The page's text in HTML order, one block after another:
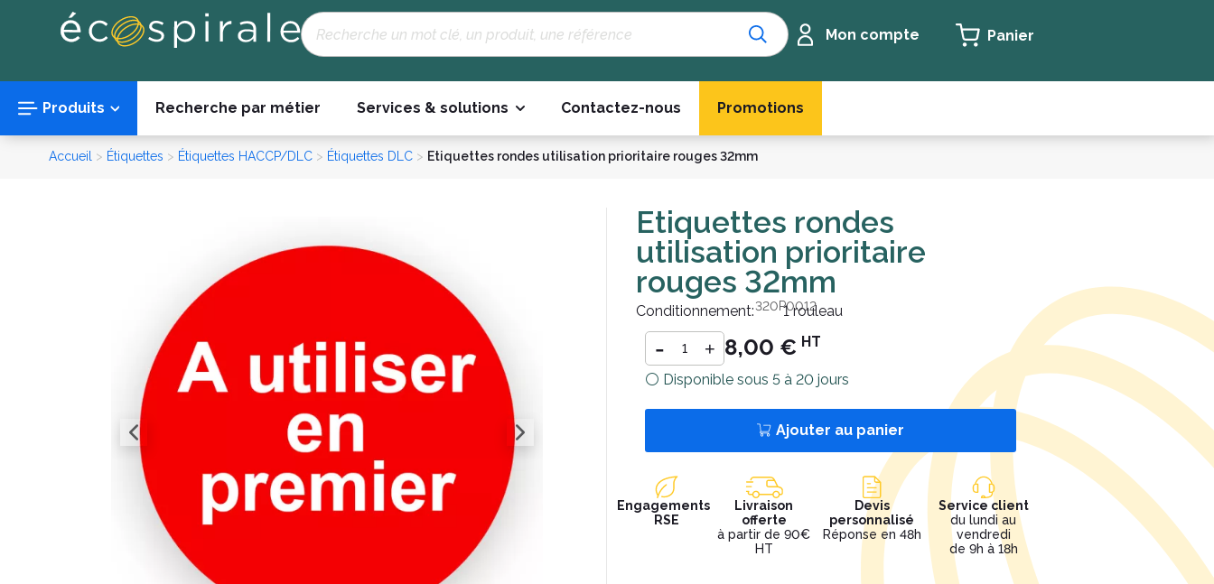
Recherche Mon compte Panier
Produits Recherche par métier Services & solutions Contactez-nous Promotions
Accueil > Étiquettes > Étiquettes HACCP/DLC > Étiquettes DLC > Etiquettes rondes utilisation prioritaire rouges 32mm
Etiquettes rondes
utilisation prioritaire
rouges 32mm
Référence :ETIR00D320P0012
Conditionnement: 1 rouleau
- + 8,00 € HT
⚪ Disponible sous 5 à 20 jours
Ajouter au panier
Engagements
RSE
Livraison
offerte
à partir de 90€
HT
Devis
personnalisé
Réponse en 48h
Service client
du lundi au
vendredi
de 9h à 18h
Panneau de gestion des cookies